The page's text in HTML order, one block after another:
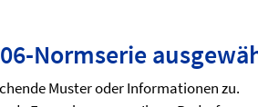
Normserie
Muster oder Informationen zu.